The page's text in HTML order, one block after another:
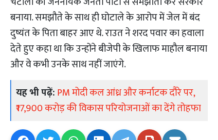
बनाया. समझौते के साथ ही घोटाले के आरोप में जेल में बंद
दुष्यंत के पिता बाहर आए थे. राउत ने शरद पवार का हवाला
देते हुए कहा था कि उन्होंने बीजेपी के खिलाफ माहौल बनाया
और वे कभी उनके साथ नहीं जाएंगे.
यह भी पढ़ें: PM मोदी कल आंध्र और कर्नाटक दौरे पर,
₹17,900 करोड़ की विकास परियोजनाओं का देंगे तोहफा